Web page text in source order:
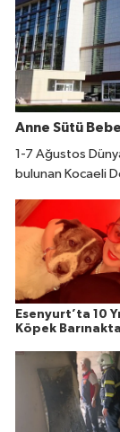
Anne Sütü
1-7 Ağustos
bulunan Kocaeli
içinde emzirmeye
Esenyurt’ta 10
Köpek
Soruşturma